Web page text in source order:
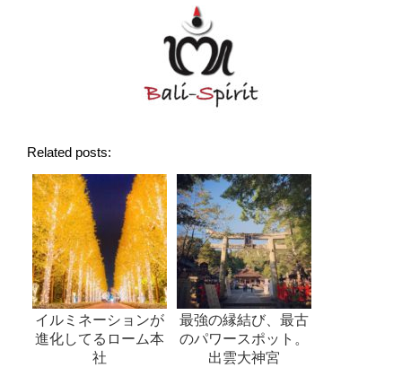
Related posts:
イルミネーションが
進化してるローム本
社
最強の縁結び、最古
のパワースポット。
出雲大神宮